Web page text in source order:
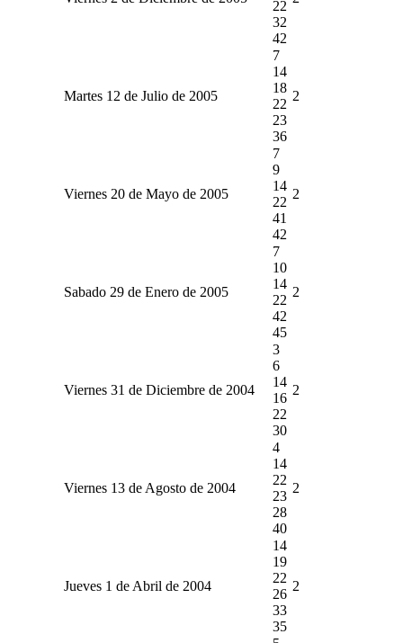
22
32
42
Martes 12 de Julio de 2005
7
14
18
22
23
36
2
Viernes 20 de Mayo de 2005
7
9
14
22
41
42
2
Sabado 29 de Enero de 2005
7
10
14
22
42
45
2
Viernes 31 de Diciembre de 2004
3
6
14
16
22
30
2
Viernes 13 de Agosto de 2004
4
14
22
23
28
40
2
Jueves 1 de Abril de 2004
14
19
22
26
33
35
2